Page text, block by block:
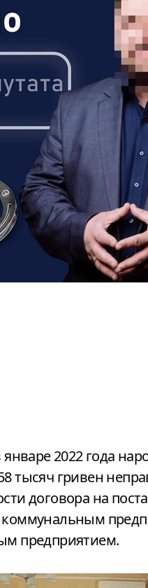
2022 года
тысяч гривен
договора на
коммунальным
предприятием.